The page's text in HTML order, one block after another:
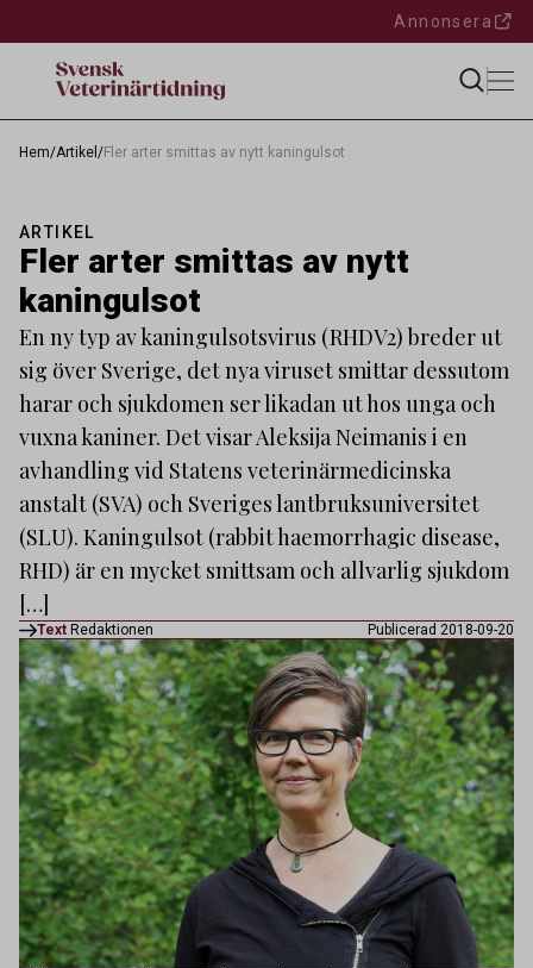
Annonsera
Hem/Artikel /Fler arter smittas av nytt kaningulsot
ARTIKEL
Fler arter smittas av nytt
kaningulsot
En ny typ av kaningulsotsvirus (RHDV2) breder ut
sig över Sverige, det nya viruset smittar dessutom
harar och sjukdomen ser likadan ut hos unga och
vuxna kaniner. Det visar Aleksija Neimanis i en
avhandling vid Statens veterinärmedicinska
anstalt (SVA) och Sveriges lantbruksuniversitet
(SLU). Kaningulsot (rabbit haemorrhagic disease,
RHD) är en mycket smittsam och allvarlig sjukdom
[…]
Text Redaktionen Publicerad 2018-09-20